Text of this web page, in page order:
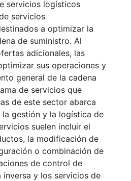
servicios logísticos
servicios
a optimizar la
de suministro. Al
adicionales, las
sus operaciones y
general de la cadena
de servicios que
de este sector abarca
gestión y la logística de
suelen incluir el
la modificación de
o combinación de
de control de
y los servicios de